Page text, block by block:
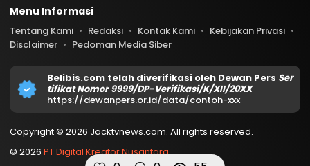
Menu Informasi
Tentang Kami Redaksi Kontak Kami
Kebijakan Privasi
Disclaimer
Pedoman Media Siber
Belibis.com telah diverifikasi oleh Dewan Pers Ser
tifikat Nomor 9999/DP-Verifikasi/K/XII/20XX
https://dewanpers.or.id/data/contoh-xxx
Copyright © 2026 Jacktvnews.com. All rights reserved.
© 2026 PT Digital Kreator Nusantara